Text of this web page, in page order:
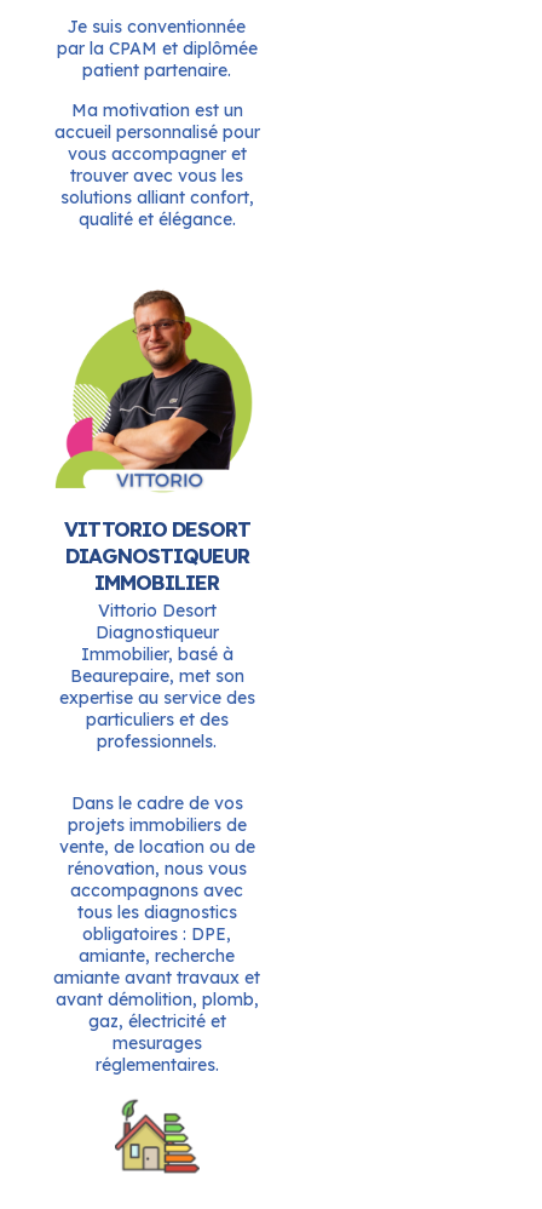
Je suis conventionnée
par la CPAM et diplômée
patient partenaire.
Ma motivation est un
accueil personnalisé pour
vous accompagner et
trouver avec vous les
solutions alliant confort,
qualité et élégance.
VITTORIO DESORT
DIAGNOSTIQUEUR
IMMOBILIER
Vittorio Desort
Diagnostiqueur
Immobilier, basé à
Beaurepaire, met son
expertise au service des
particuliers et des
professionnels.
Dans le cadre de vos
projets immobiliers de
vente, de location ou de
rénovation, nous vous
accompagnons avec
tous les diagnostics
obligatoires : DPE,
amiante, recherche
amiante avant travaux et
avant démolition, plomb,
gaz, électricité et
mesurages
réglementaires.